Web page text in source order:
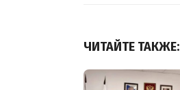
ЧИТАЙТЕ ТАКЖЕ: